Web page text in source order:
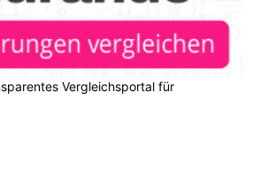
Vergleichsportal für